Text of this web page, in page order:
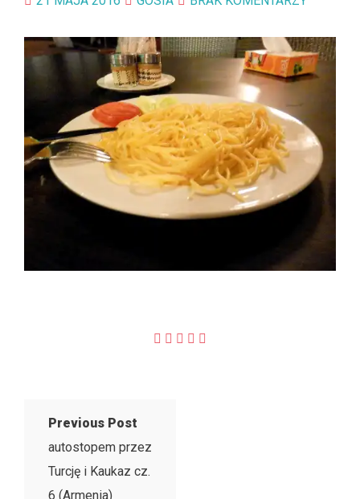
Previous Post
autostopem przez
Turcję i Kaukaz cz.
6 (Armenia)